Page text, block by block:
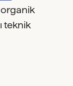
teknik